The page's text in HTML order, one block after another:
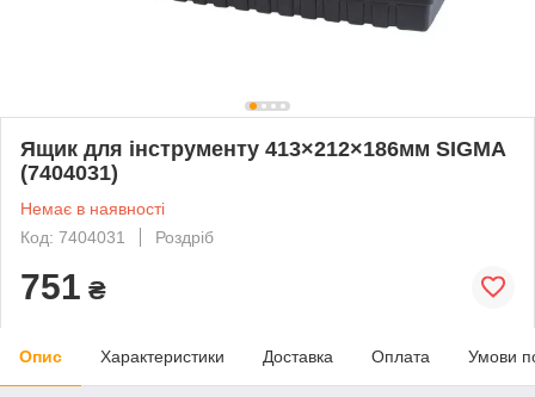
Ящик для інструменту 413×212×186мм SIGMA
(7404031)
Немає в наявності
Код: 7404031
Роздріб
751 ₴
Опис Характеристики Доставка Оплата Умови